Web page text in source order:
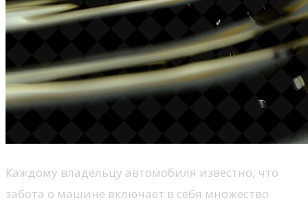
Каждому владельцу автомобиля известно, что
забота о машине включает в себя множество